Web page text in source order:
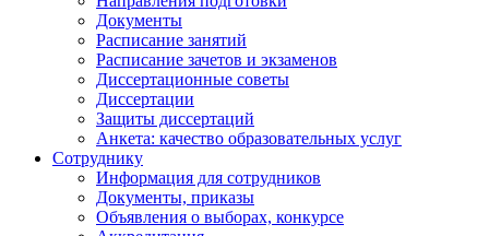
Документы
Расписание занятий
Расписание зачетов и экзаменов
Диссертационные советы
Диссертации
Защиты диссертаций
Анкета: качество образовательных услуг
Сотруднику
Информация для сотрудников
Документы, приказы
Объявления о выборах, конкурсе